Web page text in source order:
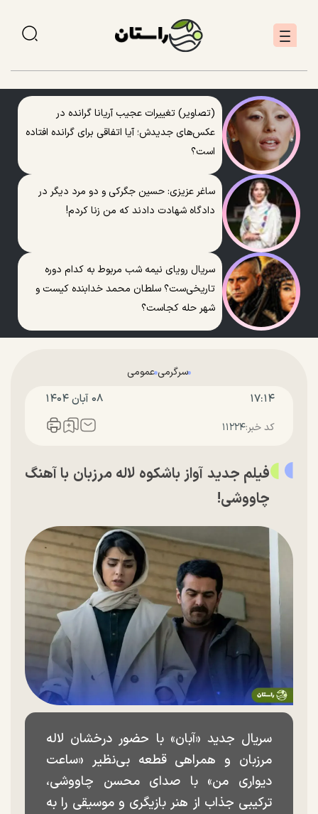
(تصاویر) تغییرات عجیب آریانا گرانده در
عکس‌های جدیدش؛ آیا اتفاقی برای گرانده افتاده
است؟
ساغر عزیزی: حسین جگرکی و دو مرد دیگر در
دادگاه شهادت دادند که من زنا کردم!
سریال رویای نیمه شب مربوط به کدام دوره
تاریخی‌ست؟ سلطان محمد خدابنده کیست و
شهر حله کجاست؟
سرگرمی عمومی
۱۷:۱۴ ۰۸ آبان ۱۴۰۴
کد خبر:۱۱۲۲۴
فیلم جدید آواز باشکوه لاله مرزبان با آهنگ
چاووشی!
سریال جدید «آبان» با حضور درخشان لاله
مرزبان و همراهی قطعه بی‌نظیر «ساعت
دیواری من» با صدای محسن چاووشی،
ترکیبی جذاب از هنر بازیگری و موسیقی را به